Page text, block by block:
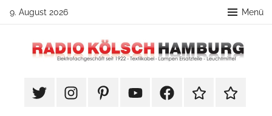
Zum
springen
9. August 2026 Menü
Radio
Lampenbau
#TwitterInstagramPinterestYouTubeFacebookTikTok Webshop